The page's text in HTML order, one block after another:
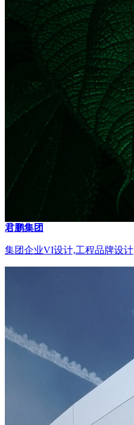
君鹏集团
集团企业VI设计,工程品牌设计